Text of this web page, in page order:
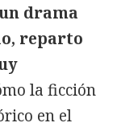
drama
reparto
la ficción
en el